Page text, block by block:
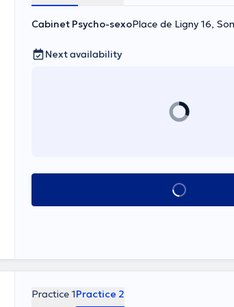
Cabinet Psycho-sexoPlace de Ligny 16,
Next availability
See all
Practice 1Practice 2